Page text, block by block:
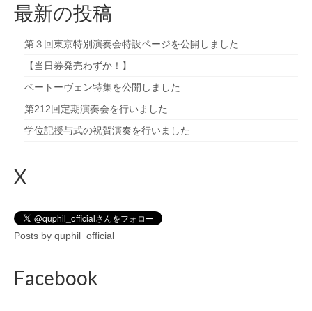
最新の投稿
第３回東京特別演奏会特設ページを公開しました
【当日券発売わずか！】
ベートーヴェン特集を公開しました
第212回定期演奏会を行いました
学位記授与式の祝賀演奏を行いました
X
Posts by quphil_official
Facebook